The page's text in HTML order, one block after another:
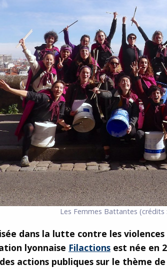
Les Femmes Battantes (crédits
dans la lutte contre les
lyonnaise Filactions est née en
actions publiques sur le thème de